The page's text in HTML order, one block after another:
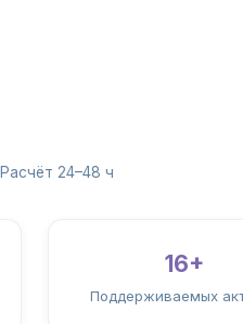
Расчёт 24–48 ч
16+
Поддерживаемых